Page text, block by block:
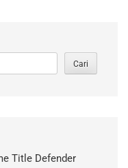
Cari
Title Defender